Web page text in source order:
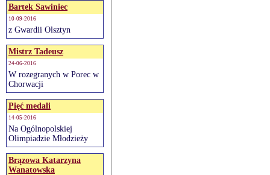
Bartek Sawiniec
10-09-2016
z Gwardii Olsztyn
Mistrz Tadeusz
24-06-2016
W rozegranych w Porec w
Chorwacji
Pięć medali
14-05-2016
Na Ogólnopolskiej
Olimpiadzie Młodzieży
Brązowa Katarzyna
Wanatowska